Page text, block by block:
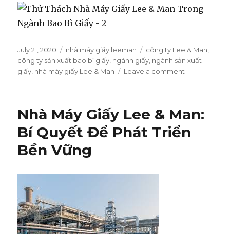
Posted
on
July 21, 2020 Categories
nhà máy giấy leeman Tags
công ty Lee & Man
công ty sản xuất bao bì giấy ngành giấy ngành sản xuất
giấy nhà máy giấy Lee & Man Leave a comment
Máy
Lee
Nhà Máy Giấy Lee & Man:
Bí Quyết Để Phát Triển
Bền Vững